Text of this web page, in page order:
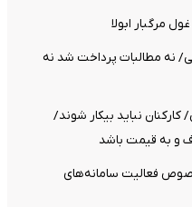
مرگبار ابولا
نه مطالبات پرداخت شد نه
نباید بیکار شوند/
و به قیمت باشد
فعالیت سامانه‌های